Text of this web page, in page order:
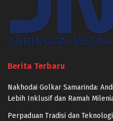
Berita Terbaru
Nakhodai Golkar Samarinda:
Lebih Inklusif dan Ramah
Perpaduan Tradisi dan